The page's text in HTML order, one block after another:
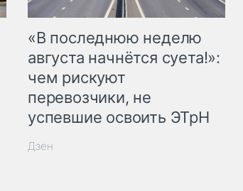
«В последнюю неделю
августа начнётся суета!»:
чем рискуют
перевозчики, не
успевшие освоить ЭТрН
Дзен